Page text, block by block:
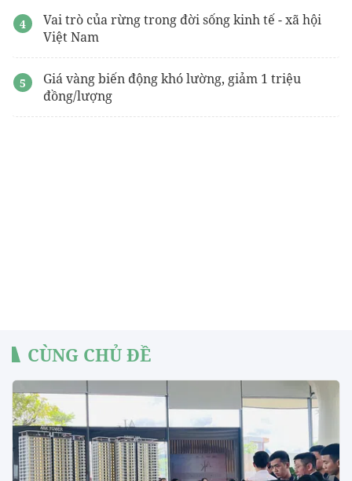
Vai trò của rừng trong đời sống kinh tế - xã hội
Việt Nam
Giá vàng biến động khó lường, giảm 1 triệu
đồng/lượng
CÙNG CHỦ ĐỀ